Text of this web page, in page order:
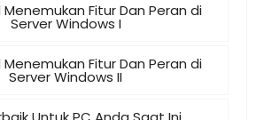
Menemukan Fitur Dan Peran di
Server Windows I
Menemukan Fitur Dan Peran di
Server Windows II